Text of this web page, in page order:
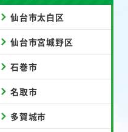
仙台市太白区
仙台市宮城野区
石巻市
名取市
多賀城市